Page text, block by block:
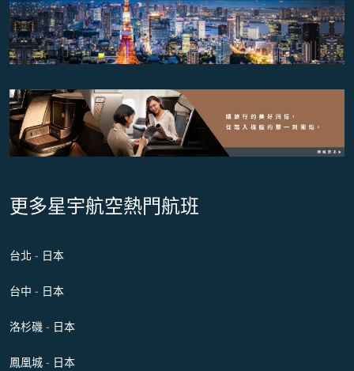
更多星宇航空熱門航班
台北 - 日本
台中 - 日本
洛杉磯 - 日本
鳳凰城 - 日本